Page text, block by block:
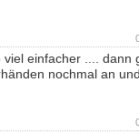
einfacher .... dann
nochmal an